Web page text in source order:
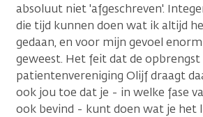
absoluut niet 'afgeschreven'.
die tijd kunnen doen wat ik altijd
gedaan, en voor mijn gevoel
geweest. Het feit dat de
patientenvereniging Olijf draagt
ook jou toe dat je - in welke fase
ook bevind - kunt doen wat je het